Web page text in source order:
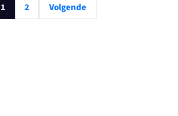
1 2 Volgende